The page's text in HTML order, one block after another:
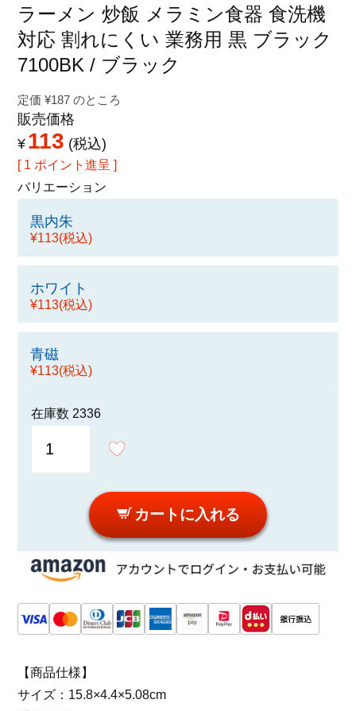
ラーメン 炒飯 メラミン食器 食洗機
対応 割れにくい 業務用 黒 ブラック
7100BK / ブラック
定価 ¥187 のところ
販売価格
¥ 113 税込
1 ポイント進呈 ]
バリエーション
黒内朱
¥113(税込)
ホワイト
¥113(税込)
青磁
¥113(税込)
在庫数 2336
カートに入れる
【商品仕様】
サイズ：15.8×4.4×5.08cm